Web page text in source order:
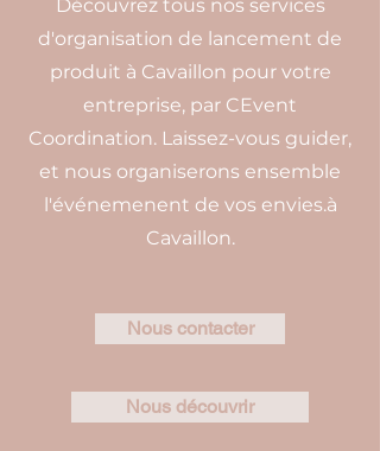
Découvrez tous nos services
d'organisation de lancement de
produit à Cavaillon pour votre
entreprise, par CEvent
Coordination. Laissez-vous guider,
et nous organiserons ensemble
l'événemenent de vos envies.à
Cavaillon.
Nous contacter
Nous découvrir